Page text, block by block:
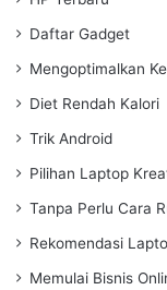
Daftar Gadget
Mengoptimalkan
Diet Rendah Kalori
Trik Android
Pilihan Laptop
Tanpa Perlu Cara
Rekomendasi
Memulai Bisnis